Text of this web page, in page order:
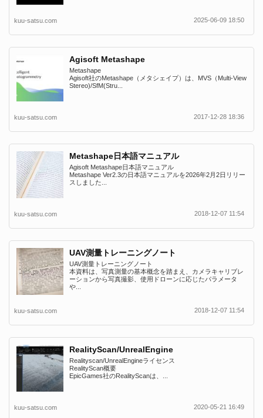
kuu-satsu.com 2025-06-09 18:50
Agisoft Metashape
Metashape
Agisoft社のMetashape（メタシェイプ）は、MVS（Multi-View
Stereo)/SfM(Stru...
kuu-satsu.com 2017-12-28 18:36
Metashape日本語マニュアル
Agisoft Metashape日本語マニュアル
Metashape Ver2.3の日本語マニュアルを2026年2月2日リリー
スしました...
kuu-satsu.com 2018-12-07 11:54
UAV測量トレーニングノート
UAV測量トレーニングノート
本資料は、写真測量の基本概念を踏まえ、カメラキャリブレ
ーションから写真撮影、使用ドローンに応じたパラメータ
や...
kuu-satsu.com 2018-12-07 11:54
RealityScan/UnrealEngine
Realityscan/UnrealEngineライセンス
RealityScan概要
EpicGames社のRealityScanは、...
kuu-satsu.com 2020-05-21 16:49